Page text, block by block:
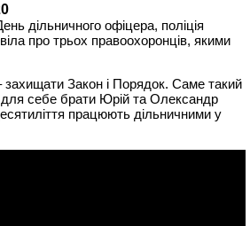
дільничного офіцера, поліція
про трьох правоохоронців, якими
захищати Закон і Порядок. Саме такий
себе брати Юрій та Олександр
працюють дільничними у